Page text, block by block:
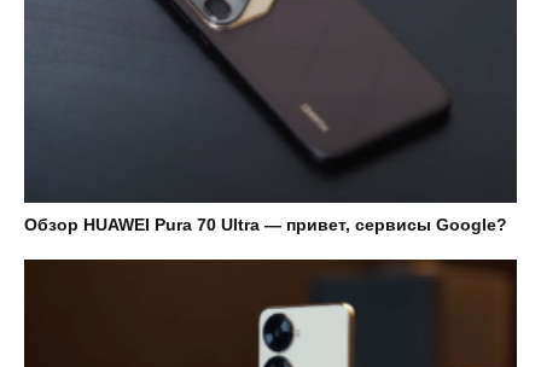
Обзор HUAWEI Pura 70 Ultra — привет, сервисы Google?